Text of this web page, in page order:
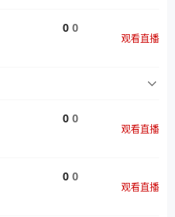
0 0
观看直播
0 0
观看直播
0 0
观看直播